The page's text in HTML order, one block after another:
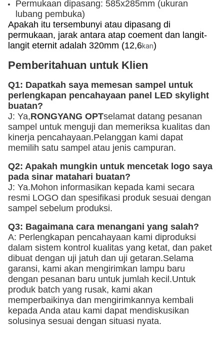
Permukaan dipasang: 585x285mm (ukuran
lubang pembuka)
Apakah itu tersembunyi atau dipasang di
permukaan, jarak antara atap coement dan langit-
langit eternit adalah 320mm (12,6kan)
Pemberitahuan untuk Klien
Q1: Dapatkah saya memesan sampel untuk
perlengkapan pencahayaan panel LED skylight
buatan?
J: Ya,RONGYANG OPTselamat datang pesanan
sampel untuk menguji dan memeriksa kualitas dan
kinerja pencahayaan.Pelanggan kami dapat
memilih satu sampel atau jenis campuran.
Q2: Apakah mungkin untuk mencetak logo saya
pada sinar matahari buatan?
J: Ya.Mohon informasikan kepada kami secara
resmi LOGO dan spesifikasi produk sesuai dengan
sampel sebelum produksi.
Q3: Bagaimana cara menangani yang salah?
A: Perlengkapan pencahayaan kami diproduksi
dalam sistem kontrol kualitas yang ketat, dan paket
dibuat dengan uji jatuh dan uji getaran.Selama
garansi, kami akan mengirimkan lampu baru
dengan pesanan baru untuk jumlah kecil.Untuk
produk batch yang rusak, kami akan
memperbaikinya dan mengirimkannya kembali
kepada Anda atau kami dapat mendiskusikan
solusinya sesuai dengan situasi nyata.